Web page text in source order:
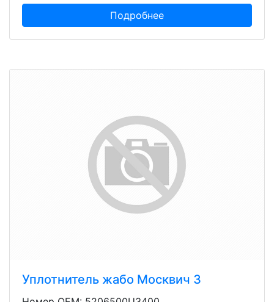
Подробнее
Уплотнитель жабо Москвич 3